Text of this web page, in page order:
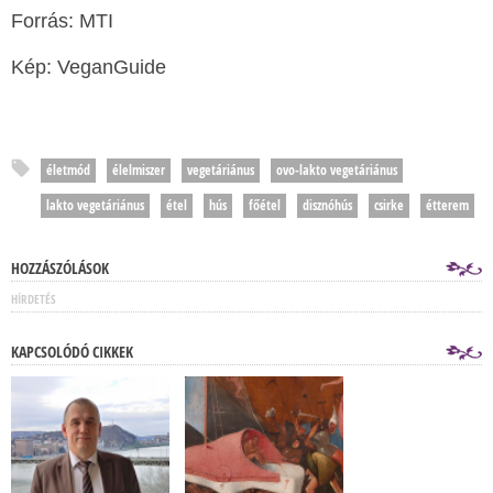
Forrás: MTI
Kép: VeganGuide
életmód élelmiszer vegetáriánus
ovo-lakto vegetáriánus
lakto vegetáriánus
étel hús főétel disznóhús csirke étterem
HOZZÁSZÓLÁSOK
HÍRDETÉS
KAPCSOLÓDÓ CIKKEK